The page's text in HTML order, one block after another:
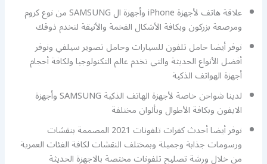
علاقة هاتف لأجهزة iPhone وأجهزة ال SAMSUNG من نوع كروم
ومرصعة بزركون وبكافة الأشكال الفخمة والأنيقة لتخدم ذوقك
نوفر أيضا حامل تلفون للسيارات وحامل تصوير سيلفي ونوفر
أفضل الأنواع الحديثة والتي تخدم عالم التكنولوجيا ولكافة أحجام
أجهزة الهواتف الذكية
لدينا شواحن خاصة لأجهزة الهاتف الذكية SAMSUNG وأجهزة
الايفون وبكافة الأطوال وبألوان مختلفة
نوفر أيضا أحدث كفرات تلفونات 2021 المصممة بنقشات
ورسومات جذابة وجميلة وبمختلف النقشات لكافة الفئات العمرية
من خلال ورشة تصليح تلفونات مختصة بالاجهزة الحديثة